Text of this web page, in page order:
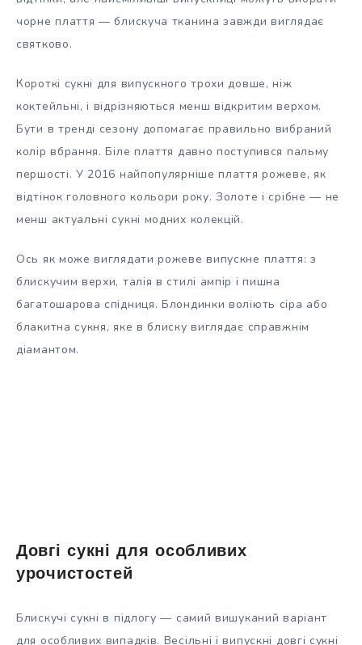
чорне плаття — блискуча тканина завжди виглядає
святково.
Короткі сукні для випускного трохи довше, ніж
коктейльні, і відрізняються менш відкритим верхом.
Бути в тренді сезону допомагає правильно вибраний
колір вбрання. Біле плаття давно поступився пальму
першості. У 2016 найпопулярніше плаття рожеве, як
відтінок головного кольори року. Золоте і срібне — не
менш актуальні сукні модних колекцій.
Ось як може виглядати рожеве випускне плаття: з
блискучим верхи, талія в стилі ампір і пишна
багатошарова спідниця. Блондинки воліють сіра або
блакитна сукня, яке в блиску виглядає справжнім
діамантом.
Довгі сукні для особливих
урочистостей
Блискучі сукні в підлогу — самий вишуканий варіант
для особливих випадків. Весільні і випускні довгі сукні